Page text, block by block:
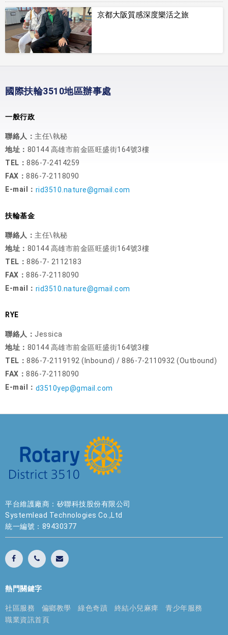
京都大阪質感深度樂活之旅
國際扶輪3510地區辦事處
一般行政
聯絡人： 主任\執秘
地址： 80144 高雄市前金區旺盛街164號3樓
TEL： 886-7-2414259
FAX： 886-7-2118090
E-mail： rid3510.nature@gmail.com
扶輪基金
聯絡人： 主任\執秘
地址： 80144 高雄市前金區旺盛街164號3樓
TEL： 886-7- 2112183
FAX： 886-7-2118090
E-mail： rid3510.nature@gmail.com
RYE
聯絡人： Jessica
地址： 80144 高雄市前金區旺盛街164號3樓
TEL： 886-7-2119192 (Inbound) / 886-7-2110932 (Outbound)
FAX： 886-7-2118090
E-mail： d3510yep@gmail.com
平台維護廠商：矽聯科技股份有限公司
Systemlead Technologies Co.,Ltd
統一編號：89430377
熱門關鍵字
社區服務 偏鄉教學 綠色奇蹟 終結小兒麻痺
青少年服務
職業資訊首頁